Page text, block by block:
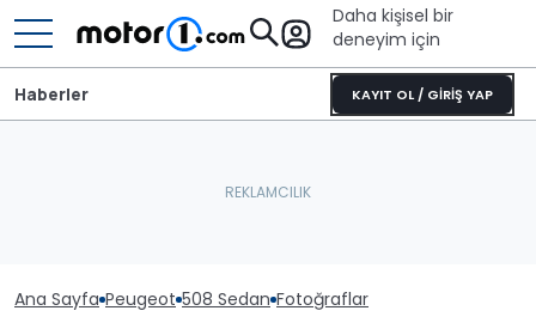
Daha kişisel bir
deneyim için
KAYIT OL / GİRİŞ YAP
Haberler
Ana Sayfa Peugeot 508 Sedan Fotoğraflar